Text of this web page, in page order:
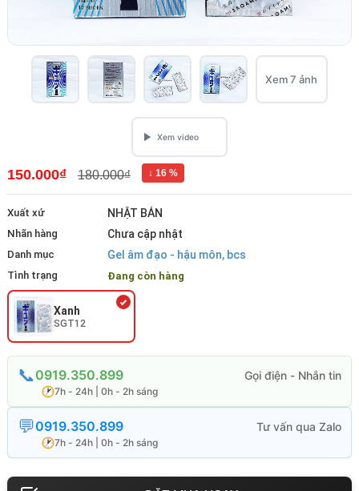
Xem 7 ảnh
150.000₫ 180.000₫ ↓ 16 %
Xuất xứ NHẬT BẢN
Nhãn hàng Chưa cập nhật
Danh mục Gel âm đạo - hậu môn, bcs
Tình trạng Đang còn hàng
Xanh
SGT12
0919.350.899
7h - 24h | 0h - 2h sáng
0919.350.899
7h - 24h | 0h - 2h sáng